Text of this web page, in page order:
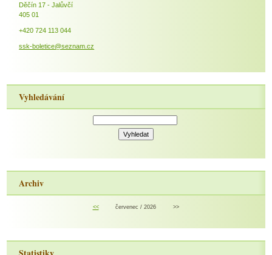
Děčín 17 - Jalůvčí
405 01
+420 724 113 044
ssk-boletice@seznam.cz
Vyhledávání
Archiv
<< červenec / 2026 >>